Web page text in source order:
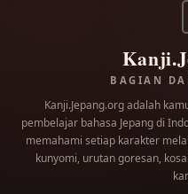
BAGIAN
Kanji.Jepang.org adalah
pembelajar bahasa Jepang di
memahami setiap karakter
kunyomi, urutan goresan,